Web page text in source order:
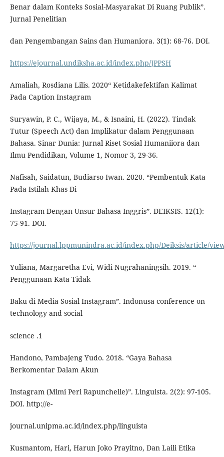
Benar dalam Konteks Sosial-Masyarakat Di Ruang Publik”.
Jurnal Penelitian
dan Pengembangan Sains dan Humaniora. 3(1): 68-76. DOI.
https://ejournal.undiksha.ac.id/index.php/JPPSH
Amaliah, Rosdiana Lilis. 2020“ Ketidakefektifan Kalimat
Pada Caption Instagram
Suryawin, P. C., Wijaya, M., & Isnaini, H. (2022). Tindak
Tutur (Speech Act) dan Implikatur dalam Penggunaan
Bahasa. Sinar Dunia: Jurnal Riset Sosial Humaniiora dan
Ilmu Pendidikan, Volume 1, Nomor 3, 29-36.
Nafisah, Saidatun, Budiarso Iwan. 2020. “Pembentuk Kata
Pada Istilah Khas Di
Instagram Dengan Unsur Bahasa Inggris”. DEIKSIS. 12(1):
75-91. DOI.
https://journal.lppmunindra.ac.id/index.php/Deiksis/article/
Yuliana, Margaretha Evi, Widi Nugrahaningsih. 2019. “
Penggunaan Kata Tidak
Baku di Media Sosial Instagram”. Indonusa conference on
technology and social
science .1
Handono, Pambajeng Yudo. 2018. “Gaya Bahasa
Berkomentar Dalam Akun
Instagram (Mimi Peri Rapunchelle)”. Linguista. 2(2): 97-105.
DOI. http://e-
journal.unipma.ac.id/index.php/linguista
Kusmantom, Hari, Harun Joko Prayitno, Dan Laili Etika